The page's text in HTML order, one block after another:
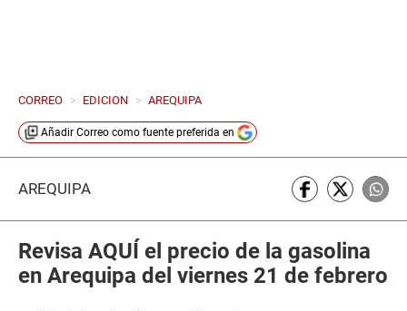
CORREO > EDICION > AREQUIPA
Añadir Correo como fuente preferida en
AREQUIPA
Revisa AQUÍ el precio de la gasolina
en Arequipa del viernes 21 de febrero